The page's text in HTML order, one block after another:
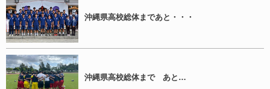
沖縄県高校総体まであと・・・
沖縄県高校総体まで あと…